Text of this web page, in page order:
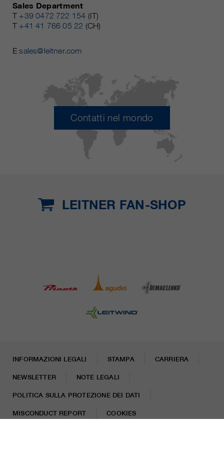
Sales Department
T +39 0472 722 154 (IT)
T +41 41 766 05 22 (CH)
Esales@leitner.com
Contatti nel mondo
LEITNER FAN-SHOP
INFORMAZIONI LEGALI STAMPA CARRIERA
NEWSLETTER NOTE LEGALI
POLITICA SULLA PROTEZIONE DEI DATI
MISCONDUCT REPORT COOKIES